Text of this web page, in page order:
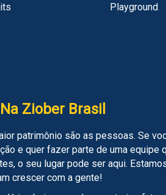
Playground
Ziober Brasil
patrimônio são as pessoas. Se
e quer fazer parte de uma equipe
o seu lugar pode ser aqui.
crescer com a gente!